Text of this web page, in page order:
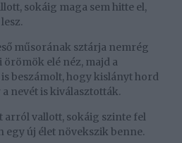
sokáig maga sem hitte el,
műsorának sztárja nemrég
örömök elé néz, majd a
beszámolt, hogy kislányt hord
nevét is kiválasztották.
arról vallott, sokáig szinte fel
egy új élet növekszik benne.